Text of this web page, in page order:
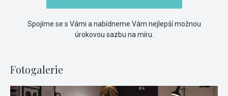
Spojíme se s Vámi a nabídneme Vám nejlepší možnou
úrokovou sazbu na míru.
Fotogalerie